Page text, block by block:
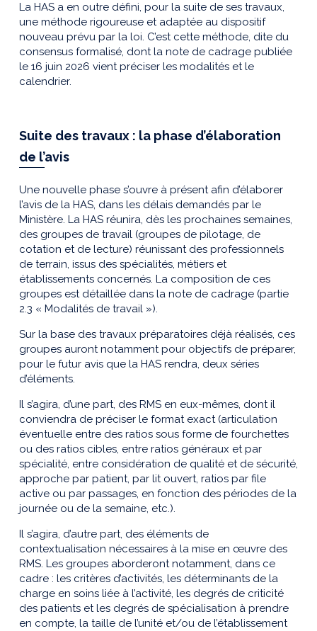
La HAS a en outre défini, pour la suite de ses travaux,
une méthode rigoureuse et adaptée au dispositif
nouveau prévu par la loi. C’est cette méthode, dite du
consensus formalisé, dont la note de cadrage publiée
le 16 juin 2026 vient préciser les modalités et le
calendrier.
Suite des travaux : la phase d’élaboration
de l’avis
Une nouvelle phase s’ouvre à présent afin d’élaborer
l’avis de la HAS, dans les délais demandés par le
Ministère. La HAS réunira, dès les prochaines semaines,
des groupes de travail (groupes de pilotage, de
cotation et de lecture) réunissant des professionnels
de terrain, issus des spécialités, métiers et
établissements concernés. La composition de ces
groupes est détaillée dans la note de cadrage (partie
2.3 « Modalités de travail »).
Sur la base des travaux préparatoires déjà réalisés, ces
groupes auront notamment pour objectifs de préparer,
pour le futur avis que la HAS rendra, deux séries
d’éléments.
Il s’agira, d’une part, des RMS en eux-mêmes, dont il
conviendra de préciser le format exact (articulation
éventuelle entre des ratios sous forme de fourchettes
ou des ratios cibles, entre ratios généraux et par
spécialité, entre considération de qualité et de sécurité,
approche par patient, par lit ouvert, ratios par file
active ou par passages, en fonction des périodes de la
journée ou de la semaine, etc.).
Il s’agira, d’autre part, des éléments de
contextualisation nécessaires à la mise en œuvre des
RMS. Les groupes aborderont notamment, dans ce
cadre : les critères d’activités, les déterminants de la
charge en soins liée à l’activité, les degrés de criticité
des patients et les degrés de spécialisation à prendre
en compte, la taille de l’unité et/ou de l’établissement